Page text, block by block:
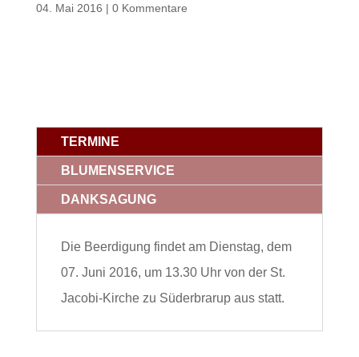
04. Mai 2016 | 0 Kommentare
TERMINE
BLUMENSERVICE
DANKSAGUNG
Die Beerdigung findet am Dienstag, dem
07. Juni 2016, um 13.30 Uhr von der St.
Jacobi-Kirche zu Süderbrarup aus statt.